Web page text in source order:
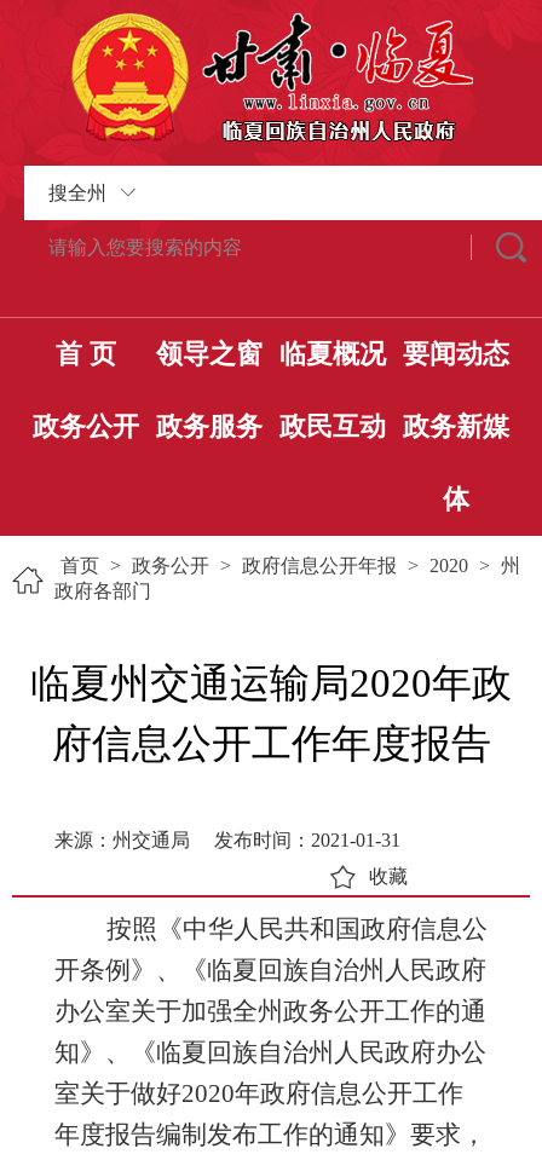
搜全州
首 页 领导之窗 临夏概况 要闻动态
政务公开 政务服务 政民互动 政务新媒
体
首页 > 政务公开 > 政府信息公开年报 > 2020 > 州
政府各部门
临夏州交通运输局2020年政
府信息公开工作年度报告
来源：州交通局
发布时间：2021-01-31
收藏
按照《中华人民共和国政府信息公
开条例》、
《临夏回族自治州人民政府
办公室关于加强全州政务公开工作的通
知》、《临夏回族自治州人民政府办公
室关于做好2020年政府信息公开工作
年度报告编制发布工作的通知》要求，